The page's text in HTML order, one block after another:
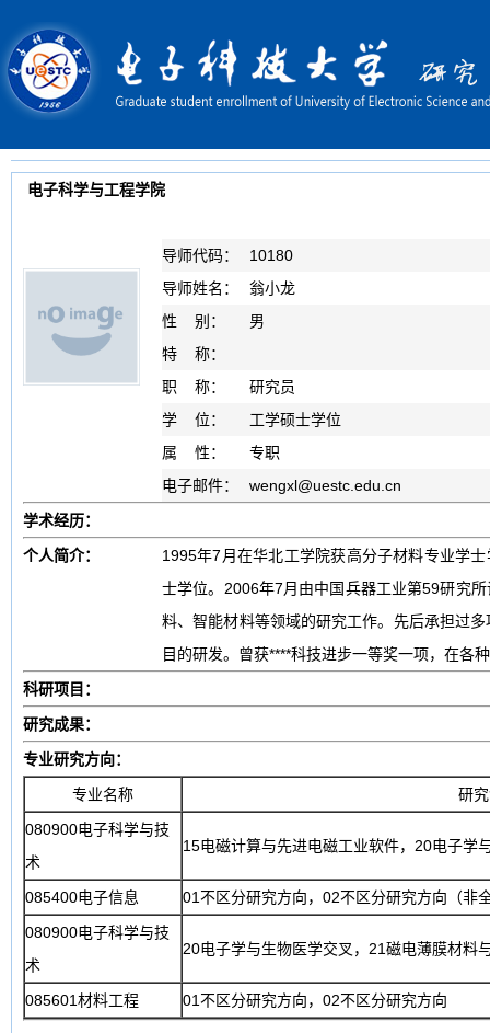
电子科学与工程学院
导师代码：
10180
导师姓名：
翁小龙
性 别：
男
特 称：
职 称：
研究员
学 位：
工学硕士学位
属 性：
专职
电子邮件：
wengxl@uestc.edu.cn
学术经历：
个人简介：
1995年7月在华北工学院获高分子材料专业学
士学位。2006年7月由中国兵器工业第59研究
料、智能材料等领域的研究工作。先后承担过
目的研发。曾获****科技进步一等奖一项，在各
科研项目：
研究成果：
专业研究方向：
专业名称
研
080900电子科学与技
术
15电磁计算与先进电磁工业软件，20电子学
085400电子信息
01不区分研究方向，02不区分研究方向（非
080900电子科学与技
术
20电子学与生物医学交叉，21磁电薄膜材料
085601材料工程 01不区分研究方向，02不区分研究方向